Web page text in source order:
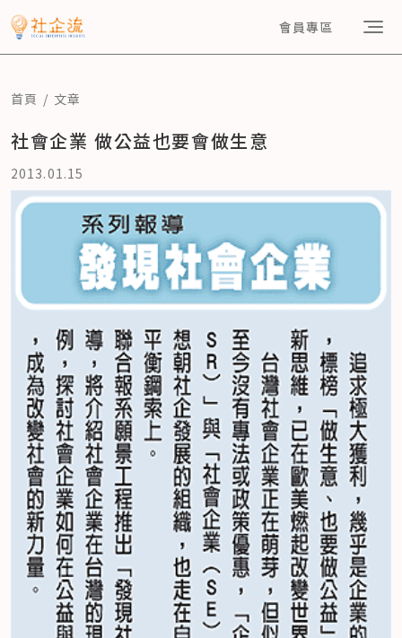
會員專區
首頁 文章
社會企業 做公益也要會做生意
2013.01.15